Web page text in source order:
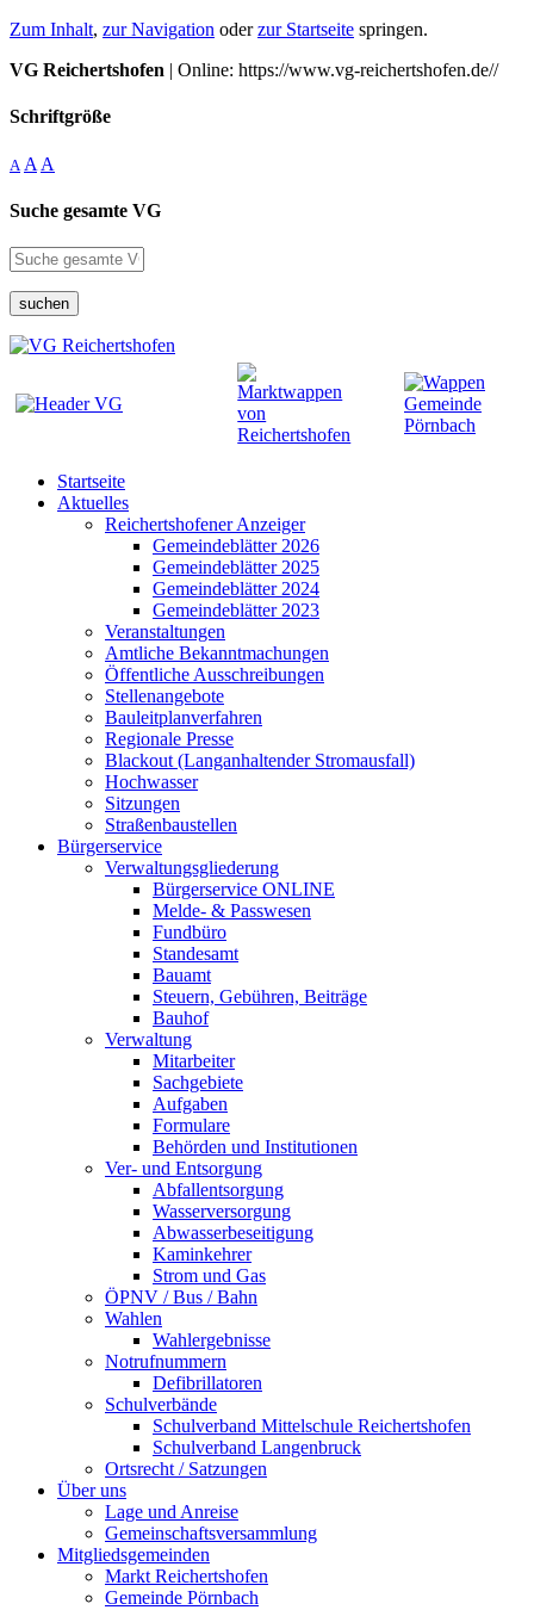
Zum Inhalt, zur Navigation oderzur Startseite springen.
VG Reichertshofen | Online: https://www.vg-reichertshofen.de//
Schriftgröße
A A A
Suche gesamte VG
suchen
Startseite
Aktuelles
Reichertshofener Anzeiger
Gemeindeblätter 2026
Gemeindeblätter 2025
Gemeindeblätter 2024
Gemeindeblätter 2023
Veranstaltungen
Amtliche Bekanntmachungen
Öffentliche Ausschreibungen
Stellenangebote
Bauleitplanverfahren
Regionale Presse
Blackout (Langanhaltender Stromausfall)
Hochwasser
Sitzungen
Straßenbaustellen
Bürgerservice
Verwaltungsgliederung
Bürgerservice ONLINE
Melde- & Passwesen
Fundbüro
Standesamt
Bauamt
Steuern, Gebühren, Beiträge
Bauhof
Verwaltung
Mitarbeiter
Sachgebiete
Aufgaben
Formulare
Behörden und Institutionen
Ver- und Entsorgung
Abfallentsorgung
Wasserversorgung
Abwasserbeseitigung
Kaminkehrer
Strom und Gas
ÖPNV / Bus / Bahn
Wahlen
Wahlergebnisse
Notrufnummern
Defibrillatoren
Schulverbände
Schulverband Mittelschule Reichertshofen
Schulverband Langenbruck
Ortsrecht / Satzungen
Über uns
Lage und Anreise
Gemeinschaftsversammlung
Mitgliedsgemeinden
Markt Reichertshofen
Gemeinde Pörnbach